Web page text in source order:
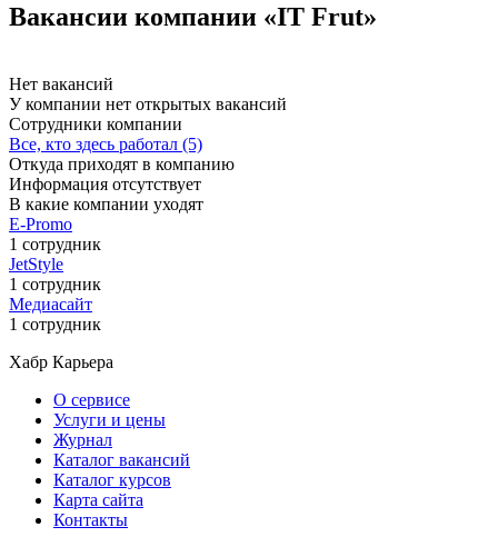
Вакансии компании «IT Frut»
Нет вакансий
У компании нет открытых вакансий
Сотрудники компании
Все, кто здесь работал (5)
Откуда приходят в компанию
Информация отсутствует
В какие компании уходят
E-Promo
1 сотрудник
JetStyle
1 сотрудник
Медиасайт
1 сотрудник
Хабр Карьера
О сервисе
Услуги и цены
Журнал
Каталог вакансий
Каталог курсов
Карта сайта
Контакты